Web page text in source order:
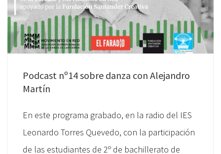
Podcast nº14 sobre danza con Alejandro
Martín
En este programa grabado, en la radio del IES
Leonardo Torres Quevedo, con la participación
de las estudiantes de 2º de bachillerato de